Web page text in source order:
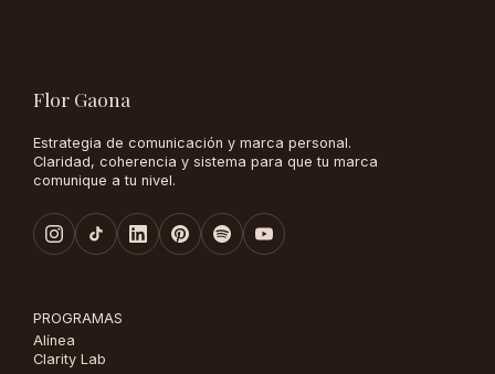
Flor Gaona
Estrategia de comunicación y marca personal.
Claridad, coherencia y sistema para que tu marca
comunique a tu nivel.
PROGRAMAS
Alínea
Clarity Lab